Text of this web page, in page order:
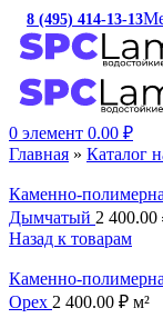
8 (495) 414-13-13
0 элемент 0.00 ₽
Главная » Каталог
Каменно-
Дымчатый 2 400.00
Назад к товарам
Каменно-
Орех 2 400.00 ₽ м²